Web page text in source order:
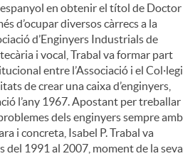
espanyol en obtenir el títol de Doctor
d’ocupar diversos càrrecs a la
d’Enginyers Industrials de
i vocal, Trabal va formar part
entre l’Associació i el Col·legi
de crear una caixa d’enginyers,
l’any 1967. Apostant per treballar
dels enginyers sempre amb
i concreta, Isabel P. Trabal va
del 1991 al 2007, moment de la seva